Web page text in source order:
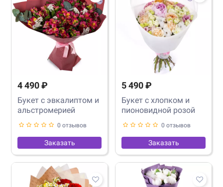
4 490 ₽
Букет с эвкалиптом и
альстромерией
0 отзывов
Заказать
5 490 ₽
Букет с хлопком и
пионовидной розой
0 отзывов
Заказать